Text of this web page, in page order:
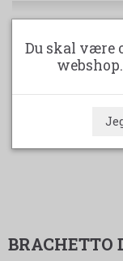
BRACHETTO
Du skal være